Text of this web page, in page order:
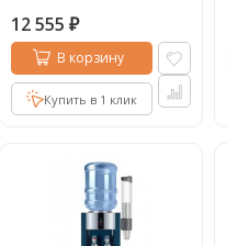
12 555 ₽
В корзину
Купить в 1 клик